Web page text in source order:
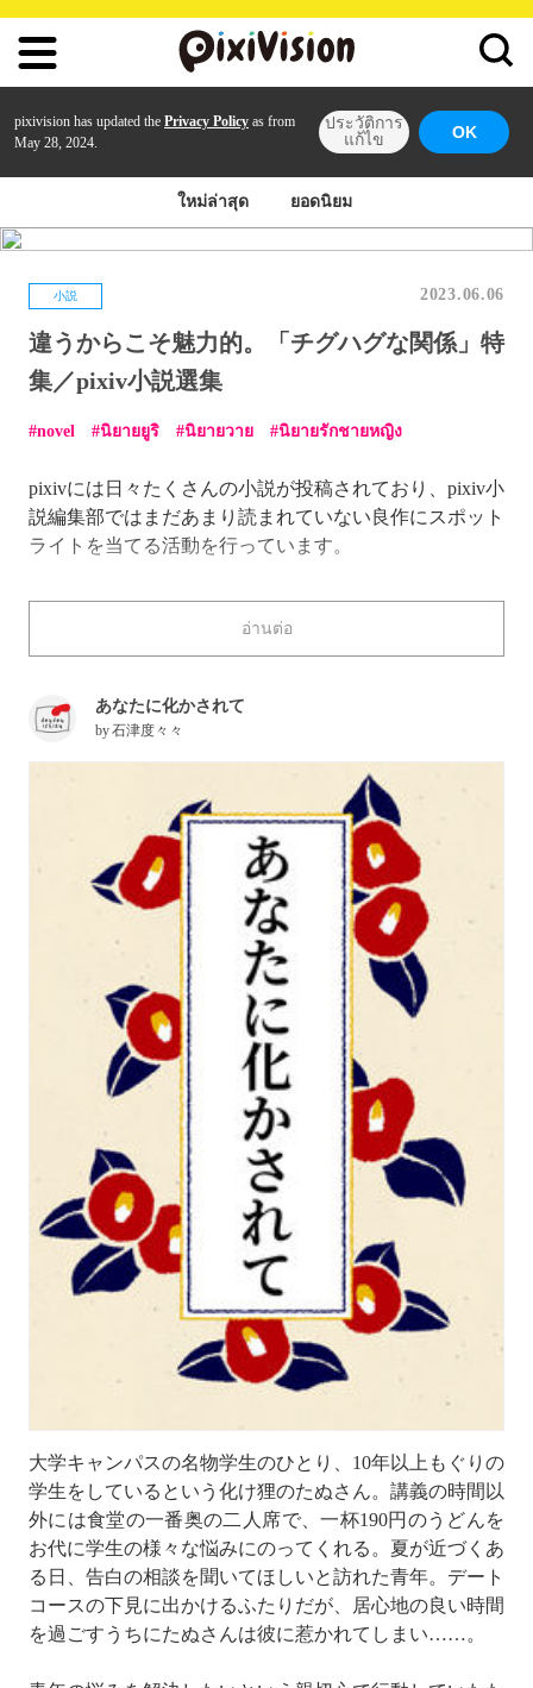
pixivision has updated the Privacy Policy as from
May 28, 2024.
ประวัติการ
แก้ไข
OK
ใหม่ล่าสุด ยอดนิยม
小説 2023.06.06
違うからこそ魅力的。「チグハグな関係」特
集／pixiv小説選集
novel นิยายยูริ นิยายวาย นิยายรักชายหญิง
pixivには日々たくさんの小説が投稿されており、pixiv小
説編集部ではまだあまり読まれていない良作にスポット
ライトを当てる活動を行っています。
今回のテーマは「チグハグな関係」に関する小説特集！
種族の異なる相手への片思いから有名人との秘密の恋ま
合、男女の恋愛など幅広く集めてみました！
チグハグな部分に悩みながらも気持ちを伝え合うふたり
から目が離せない、そんな心動かされる物語をお楽しみ
อ่านต่อ
あなたに化かされて
by石津度々々
大学キャンパスの名物学生のひとり、10年以上もぐりの
学生をしているという化け狸のたぬさん。講義の時間以
外には食堂の一番奥の二人席で、一杯190円のうどんを
お代に学生の様々な悩みにのってくれる。夏が近づくあ
る日、告白の相談を聞いてほしいと訪れた青年。デート
コースの下見に出かけるふたりだが、居心地の良い時間
を過ごすうちにたぬさんは彼に惹かれてしまい……。